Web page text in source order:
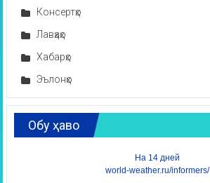
Консертҳо
Лавҳаҳо
Хабарҳо
Эълонҳо
Обу ҳаво
На 14 дней
world-weather.ru/informers/